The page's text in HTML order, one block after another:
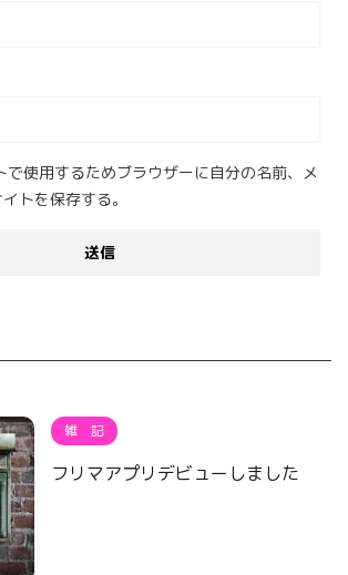
で使用するためブラウザーに自分の名前、メ
トを保存する。
雑 記
フリマアプリデビューしました